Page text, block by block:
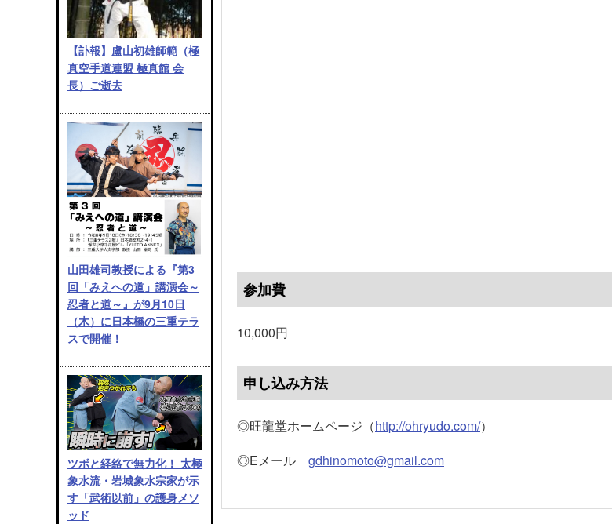
【訃報】盧山初雄師範（極
真空手道連盟 極真館 会
長）ご逝去
山田雄司教授による『第3
回「みえへの道」講演会～
忍者と道～』が9月10日
（木）に日本橋の三重テラ
スで開催！
ツボと経絡で無力化！ 太極
象水流・岩城象水宗家が示
す「武術以前」の護身メソ
ッド
参加費
10,000円
申し込み方法
◎旺龍堂ホームページ（http://ohryudo.com/）
◎Eメール gdhinomoto@gmail.com